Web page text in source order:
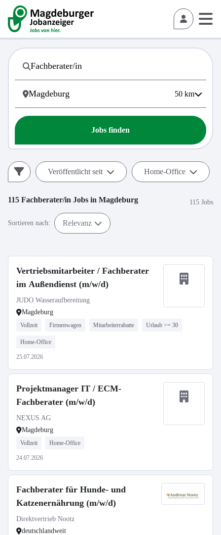
50 km
Jobs finden
Veröffentlicht seit Home-Office
115 Fachberater/in Jobs in Magdeburg 115 Jobs
Sortieren nach: Relevanz
Vertriebsmitarbeiter / Fachberater
im Außendienst (m/w/d)
JUDO Wasseraufbereitung
Magdeburg
Vollzeit Firmenwagen Mitarbeiterrabatte Urlaub >= 30
Home-Office
25.07.2026
Projektmanager IT / ECM-
Fachberater (m/w/d)
NEXUS AG
Magdeburg
Vollzeit Home-Office
24.07.2026
Fachberater für Hunde- und
Katzenernährung (m/w/d)
Direktvertrieb Nootz
deutschlandweit